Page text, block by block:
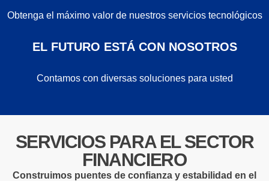
Obtenga el máximo valor de nuestros servicios tecnológicos
EL FUTURO ESTÁ CON NOSOTROS
Contamos con diversas soluciones para usted
SERVICIOS PARA EL SECTOR
FINANCIERO
Construimos puentes de confianza y estabilidad en el